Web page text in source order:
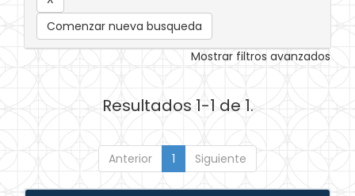
Comenzar nueva busqueda
Mostrar filtros avanzados
Resultados 1-1 de 1.
Anterior 1 Siguiente